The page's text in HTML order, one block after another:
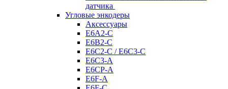
датчика
Угловые энкодеры
Аксессуары
E6A2-C
E6B2-C
E6C2-C / E6C3-C
E6C3-A
E6CP-A
E6F-A